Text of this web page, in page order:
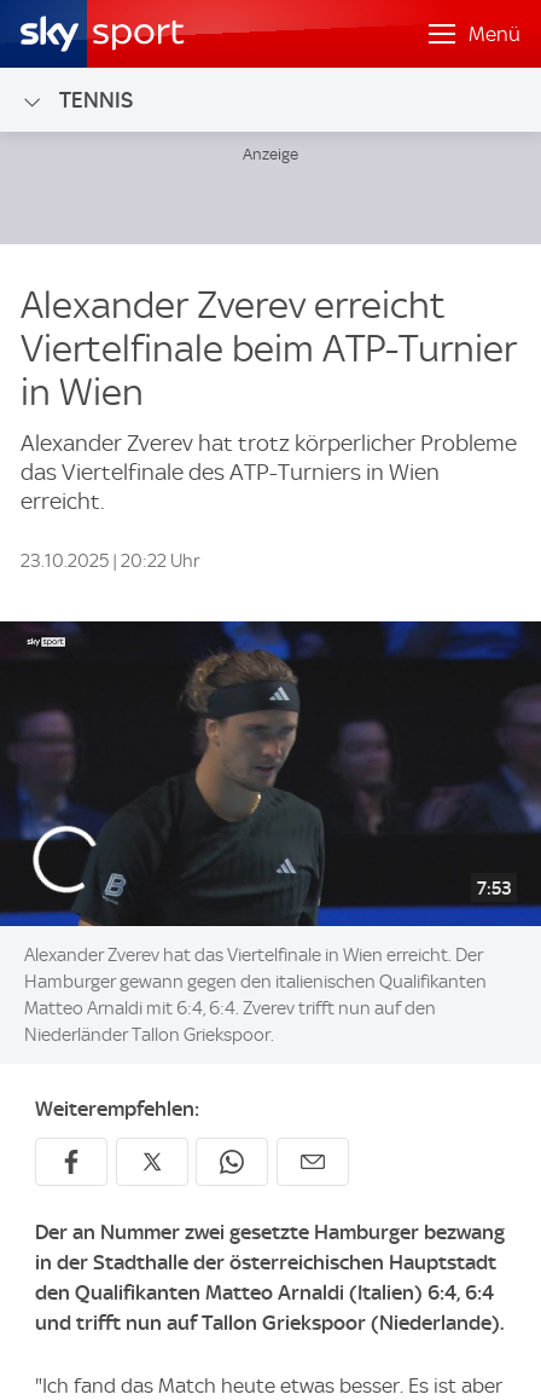
Menü
TENNIS
Alexander Zverev erreicht
Viertelfinale beim ATP-Turnier
in Wien
Alexander Zverev hat trotz körperlicher Probleme
das Viertelfinale des ATP-Turniers in Wien
erreicht.
23.10.2025 | 20:22 Uhr
7:53
Alexander Zverev hat das Viertelfinale in Wien erreicht. Der
Hamburger gewann gegen den italienischen Qualifikanten
Matteo Arnaldi mit 6:4, 6:4. Zverev trifft nun auf den
Niederländer Tallon Griekspoor.
Weiterempfehlen:
Der an Nummer zwei gesetzte Hamburger bezwang
in der Stadthalle der österreichischen Hauptstadt
den Qualifikanten Matteo Arnaldi (Italien) 6:4, 6:4
und trifft nun auf Tallon Griekspoor (Niederlande).
"Ich fand das Match heute etwas besser. Es ist aber